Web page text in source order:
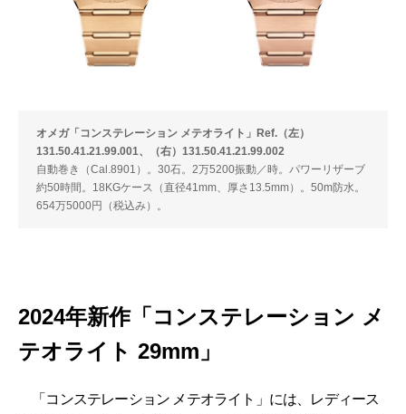
オメガ「コンステレーション メテオライト」Ref.（左）
131.50.41.21.99.001、（右）131.50.41.21.99.002
自動巻き（Cal.8901）。30石。2万5200振動／時。パワーリザーブ
約50時間。18KGケース（直径41mm、厚さ13.5mm）。50m防水。
654万5000円（税込み）。
2024年新作「コンステレーション メ
テオライト 29mm」
「コンステレーション メテオライト」には、レディース